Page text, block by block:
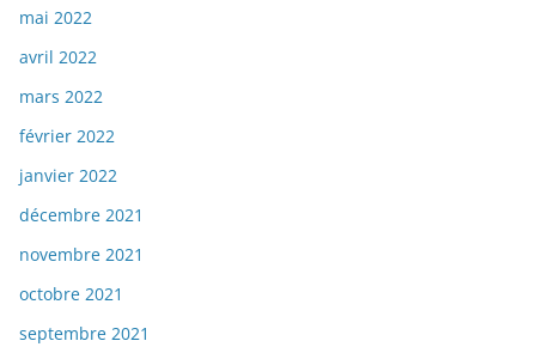
mai 2022
avril 2022
mars 2022
février 2022
janvier 2022
décembre 2021
novembre 2021
octobre 2021
septembre 2021